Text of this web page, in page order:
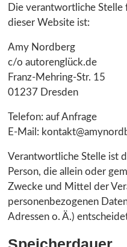
Die verantwortliche
dieser Website ist:
Amy Nordberg
c/o autorenglück.de
Franz-Mehring-Str. 15
01237 Dresden
Telefon: auf Anfrage
E-Mail:
Verantwortliche Stelle ist
Person, die allein oder
Zwecke und Mittel der
personenbezogenen
Adressen o. Ä.)